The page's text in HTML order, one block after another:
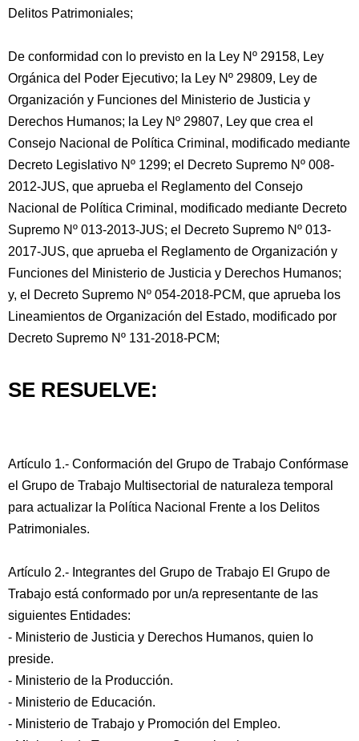
Delitos Patrimoniales;
De conformidad con lo previsto en la Ley Nº 29158, Ley
Orgánica del Poder Ejecutivo; la Ley Nº 29809, Ley de
Organización y Funciones del Ministerio de Justicia y
Derechos Humanos; la Ley Nº 29807, Ley que crea el
Consejo Nacional de Política Criminal, modificado mediante
Decreto Legislativo Nº 1299; el Decreto Supremo Nº 008-
2012-JUS, que aprueba el Reglamento del Consejo
Nacional de Política Criminal, modificado mediante Decreto
Supremo Nº 013-2013-JUS; el Decreto Supremo Nº 013-
2017-JUS, que aprueba el Reglamento de Organización y
Funciones del Ministerio de Justicia y Derechos Humanos;
y, el Decreto Supremo Nº 054-2018-PCM, que aprueba los
Lineamientos de Organización del Estado, modificado por
Decreto Supremo Nº 131-2018-PCM;
SE RESUELVE:
Artículo 1.- Conformación del Grupo de Trabajo Confórmase
el Grupo de Trabajo Multisectorial de naturaleza temporal
para actualizar la Política Nacional Frente a los Delitos
Patrimoniales.
Artículo 2.- Integrantes del Grupo de Trabajo El Grupo de
Trabajo está conformado por un/a representante de las
siguientes Entidades:
- Ministerio de Justicia y Derechos Humanos, quien lo
preside.
- Ministerio de la Producción.
- Ministerio de Educación.
- Ministerio de Trabajo y Promoción del Empleo.